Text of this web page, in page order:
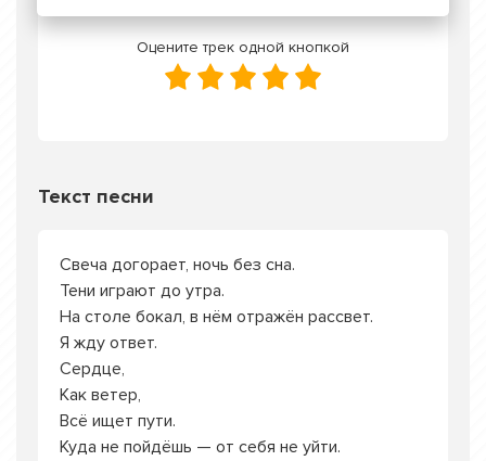
Оцените трек одной кнопкой
Текст песни
Свеча догорает, ночь без сна.
Тени играют до утра.
На столе бокал, в нём отражён рассвет.
Я жду ответ.
Сердце,
Как ветер,
Всё ищет пути.
Куда не пойдёшь — от себя не уйти.